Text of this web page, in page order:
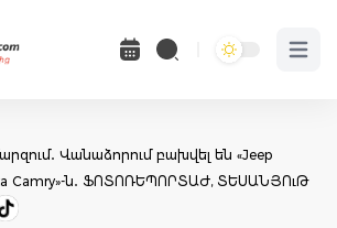
Open
Վանաձորում բախվել են «Jeep
Camry»-ն․ ՖՈՏՈՌԵՊՈՐՏԱԺ, ՏԵՍԱՆՅՈւԹ